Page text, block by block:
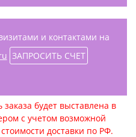
и контактами на
ЗАПРОСИТЬ СЧЕТ
будет выставлена в
с учетом возможной
доставки по РФ.